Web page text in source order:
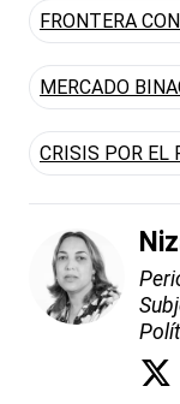
FRONTERA
MERCADO
CRISIS POR EL